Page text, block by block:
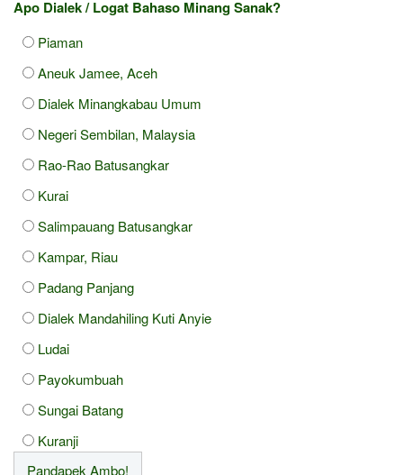
Apo Dialek / Logat Bahaso Minang Sanak?
Piaman
Aneuk Jamee, Aceh
Dialek Minangkabau Umum
Negeri Sembilan, Malaysia
Rao-Rao Batusangkar
Kurai
Salimpauang Batusangkar
Kampar, Riau
Padang Panjang
Dialek Mandahiling Kuti Anyie
Ludai
Payokumbuah
Sungai Batang
Kuranji